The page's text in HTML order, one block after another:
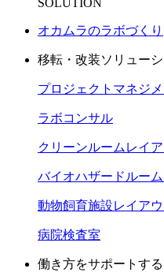
SOLUTION
オカムラのラボづくり
移転・改装ソリュー
プロジェクトマネジメ
ラボコンサル
クリーンルームレイ
バイオハザードルー
動物飼育施設レイアウ
病院検査室
働き方をサポートす